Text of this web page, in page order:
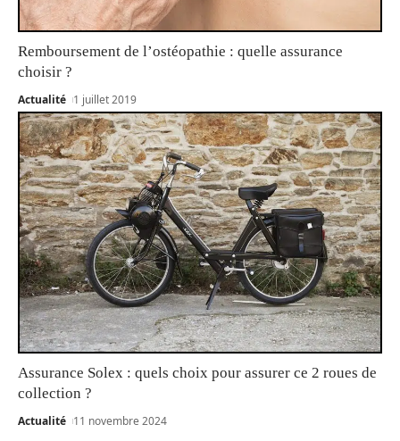
Remboursement de l’ostéopathie : quelle assurance
choisir ?
Actualité 1 juillet 2019
Assurance Solex : quels choix pour assurer ce 2 roues de
collection ?
Actualité 11 novembre 2024